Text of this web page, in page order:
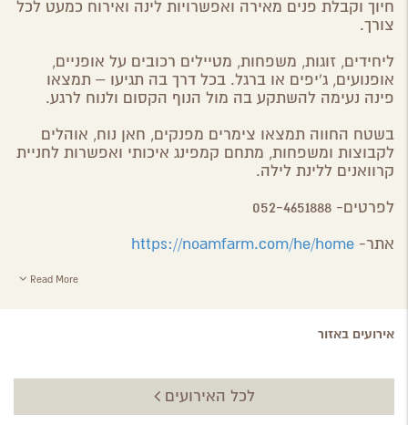
חיוך וקבלת פנים מאירה ואפשרויות לינה ואירוח כמעט לכל
צורך.
ליחידים, זוגות, משפחות, מטיילים רכובים על אופניים,
אופנועים, ג'יפים או ברגל. בכל דרך בה תגיעו – תמצאו
פינה נעימה להשתקע בה מול הנוף הקסום ולנוח לרגע.
בשטח החווה תמצאו צימרים מפנקים, חאן נוח, אוהלים
לקבוצות ומשפחות, מתחם קמפינג איכותי ואפשרות לחניית
קרוואנים ללינת לילה.
לפרטים- 052-4651888
אתר- https://noamfarm.com/he/home
Read More
אירועים באזור
לכל האירועים